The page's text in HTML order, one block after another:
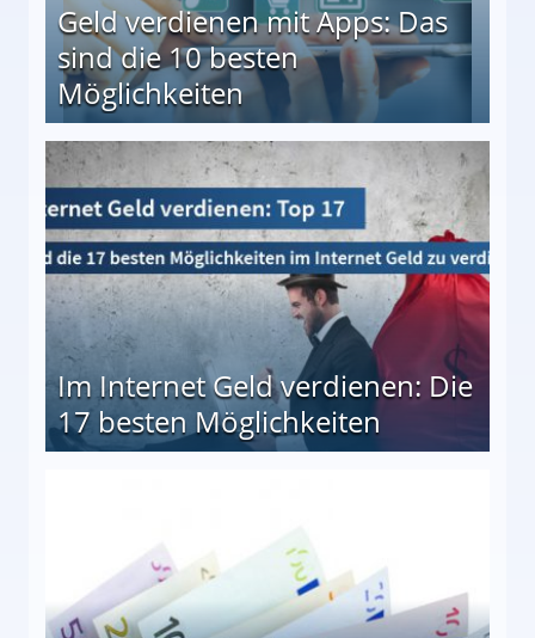
Geld verdienen mit Apps: Das
sind die 10 besten
Möglichkeiten
besten Möglichkeiten
Im Internet Geld verdienen: Die
17 besten Möglichkeiten